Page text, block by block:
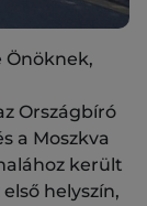
Önöknek,
Országbíró
a Moszkva
került
helyszín,